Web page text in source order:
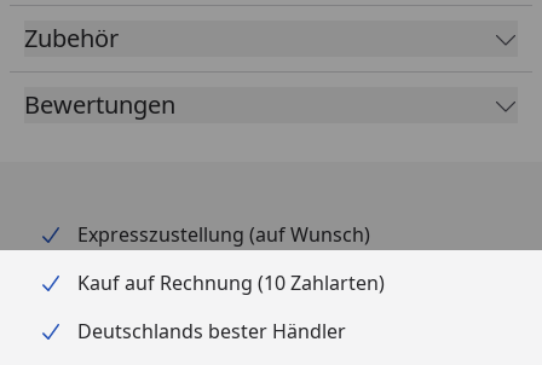
Zubehör
Bewertungen
Expresszustellung (auf Wunsch)
Kauf auf Rechnung (10 Zahlarten)
Deutschlands bester Händler